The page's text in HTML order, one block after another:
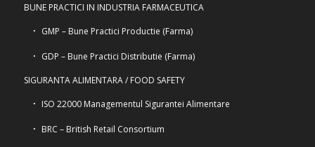
BUNE PRACTICI IN INDUSTRIA FARMACEUTICA
GMP – Bune Practici Productie (Farma)
GDP – Bune Practici Distributie (Farma)
SIGURANTA ALIMENTARA / FOOD SAFETY
ISO 22000 Managementul Sigurantei Alimentare
BRC – British Retail Consortium